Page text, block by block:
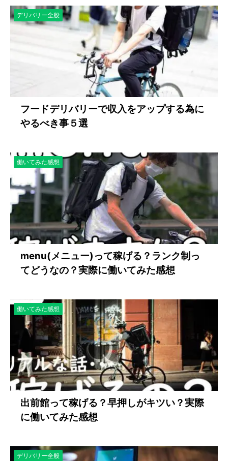
デリバリー全般
フードデリバリーで収入をアップする為に
やるべき事５選
働いてみた感想
menu(メニュー)って稼げる？ランク制っ
てどうなの？実際に働いてみた感想
働いてみた感想
出前館って稼げる？早押しがキツい？実際
に働いてみた感想
デリバリー全般